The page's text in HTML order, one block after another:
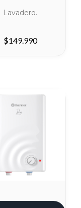
Lavadero.
$149.990